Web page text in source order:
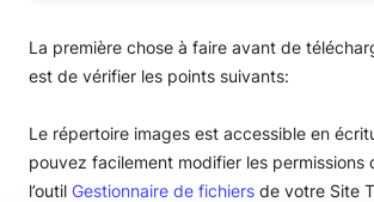
Envoi direct depuis une URL
La première chose à faire avant de
est de vérifier les points suivants:
Le répertoire images est accessible en
pouvez facilement modifier les permissions
l’outil Gestionnaire de fichiers de votre Site